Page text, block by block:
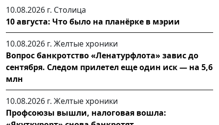
10.08.2026 г. Столица
10 августа: Что было на планёрке в мэрии
10.08.2026 г. Желтые хроники
Вопрос банкротство «Ленатурфлота» завис до
сентября. Следом прилетел еще один иск — на 5,6
млн
10.08.2026 г. Желтые хроники
Профсоюзы вышли, налоговая вошла: